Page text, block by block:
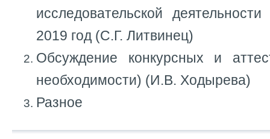
исследовательской
2019 год (С.Г. Литвинец)
Обсуждение конкурсных и
необходимости) (И.В. Ходырева)
Разное